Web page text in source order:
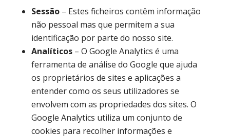
Sessão– Estes ficheiros contêm informação
não pessoal mas que permitem a sua
identificação por parte do nosso site.
Analíticos– O Google Analytics é uma
ferramenta de análise do Google que ajuda
os proprietários de sites e aplicações a
entender como os seus utilizadores se
envolvem com as propriedades dos sites. O
Google Analytics utiliza um conjunto de
cookies para recolher informações e